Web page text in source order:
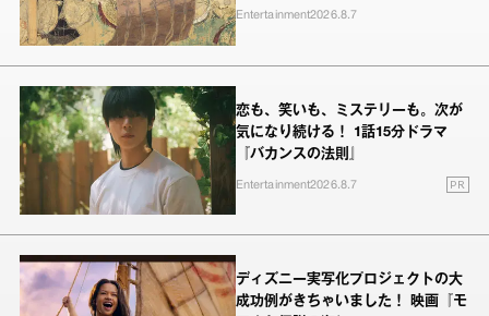
Entertainment2026.8.7
恋も、笑いも、ミステリーも。次が
気になり続ける！ 1話15分ドラマ
『バカンスの法則』
Entertainment2026.8.7 PR
ディズニー実写化プロジェクトの大
成功例がきちゃいました！ 映画『モ